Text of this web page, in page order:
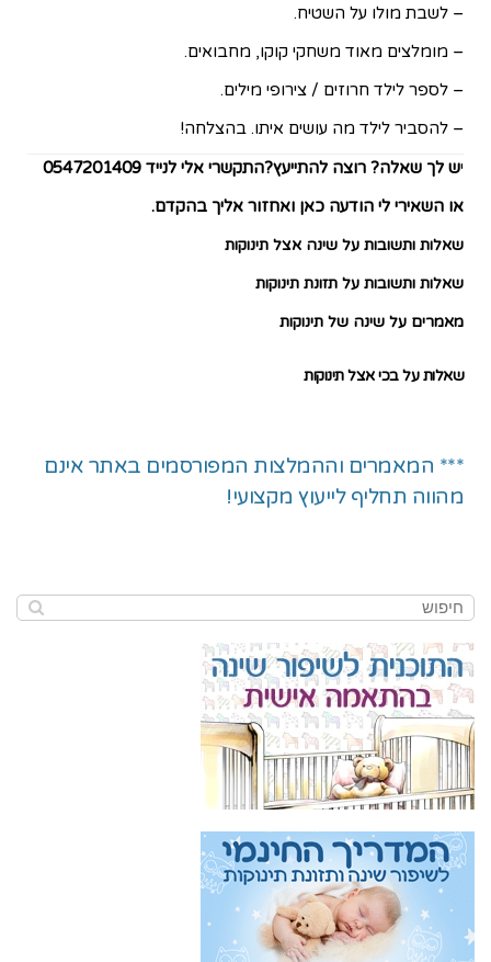
– לשבת מולו על השטיח.
– מומלצים מאוד משחקי קוקו, מחבואים.
– לספר לילד חרוזים / צירופי מילים.
– להסביר לילד מה עושים איתו. בהצלחה!
יש לך שאלה? רוצה להתייעץ?התקשרי אלי לנייד 0547201409
או השאירי לי הודעה כאן ואחזור אליך בהקדם.
שאלות ותשובות על שינה אצל תינוקות
שאלות ותשובות על תזונת תינוקות
מאמרים על שינה של תינוקות
שאלות על בכי אצל תינוקות
*** המאמרים וההמלצות המפורסמים באתר אינם
מהווה תחליף לייעוץ מקצועי!